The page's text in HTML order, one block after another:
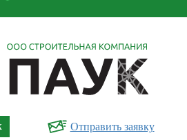
Отправить заявку